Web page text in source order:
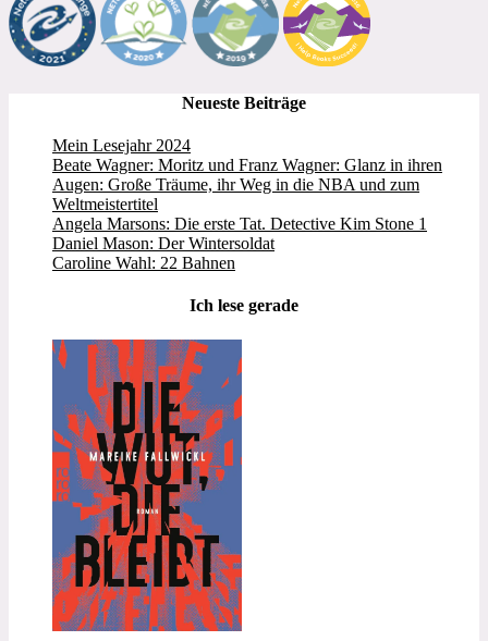
Neueste Beiträge
Mein Lesejahr 2024
Beate Wagner: Moritz und Franz Wagner: Glanz in ihren
Augen: Große Träume, ihr Weg in die NBA und zum
Weltmeistertitel
Angela Marsons: Die erste Tat. Detective Kim Stone 1
Daniel Mason: Der Wintersoldat
Caroline Wahl: 22 Bahnen
Ich lese gerade